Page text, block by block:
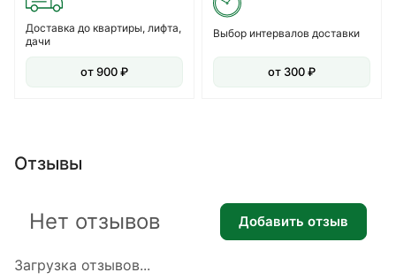
Доставка до квартиры, лифта,
дачи
от 900 ₽
Выбор интервалов доставки
от 300 ₽
Отзывы
Загрузка отзывов...
Нет отзывов Добавить отзыв